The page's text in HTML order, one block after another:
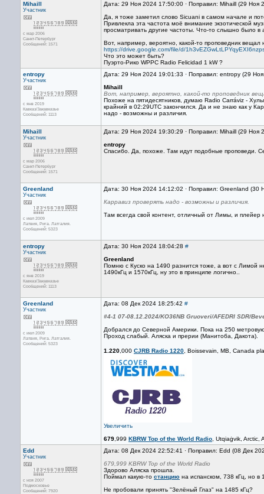
Mihaill
Участник
с мар 2006
Санкт-Петербург
Сообщений: 1571
Дата: 29 Ноя 2024 17:50:00 · Поправил: Mihaill (29 Ноя
Да, я тоже заметил слово Sicuani в самом начале и
Привлекла эта частота моë внимание экзотической
просматривать другие частоты. Что-то слышно было
Вот, например, вероятно, какой-то проповедник
https://drive.google.com/file/d/
Что это может быть?
Пуэрто-Рико WPPC Radio Felicidad 1 kW ?
entropy
Участник
с янв 2019
Кавказ/Закавказье
Сообщений: 1113
Дата: 29 Ноя 2024 19:01:33 · Поправил: entropy (29
Mihaill
Вот, например, вероятно, какой-то проповедник
Похоже на пятидесятников, думаю Radio Carráviz -
крайний в 02:29UTC закончился. Да и не знаю как у
надо - возможны и различия.
Mihaill
Участник
с мар 2006
Санкт-Петербург
Сообщений: 1571
Дата: 29 Ноя 2024 19:30:29 · Поправил: Mihaill (29 Ноя
entropy
Спасибо. Да, похоже. Там идут подобные проповеди.
Greenland
Участник
с июл 2009
Латвия, Рига. Латгалия.
Сообщений: 5323
Дата: 30 Ноя 2024 14:12:02 · Поправил: Greenland (30
Карравиз проверять надо - возможны и различия.
Там всегда свой контент, отличный от Лимы, и
entropy
Участник
с янв 2019
Кавказ/Закавказье
Сообщений: 1113
Дата: 30 Ноя 2024 18:04:28 #
Greenland
Помню с Куско на 1490 разнится тоже, а вот с Лимой
1490кГц и 1570кГц, ну это в принципе логично..
Greenland
Участник
с июл 2009
Латвия, Рига. Латгалия.
Сообщений: 5323
Дата: 08 Дек 2024 18:25:42 #
#4-1 07-08.12.2024/KO36NB Gruoveri/AFEDRI SDR/
Добрался до Северной Америки. Пока на 250
Проход слабый. Аляска и прерии (Манитоба, Дакота).
1.220,000 CJRB Radio 1220, Boissevain, MB, Canada
Увеличить
679 ,999 KBRW Top of the World Radio , Utqiaġvik,
Edd
Участник
с ноя 2007
Подмосковье
Сообщений: 7920
Дата: 08 Дек 2024 22:52:41 · Поправил: Edd (08 Дек
679,999 KBRW Top of the World Radio
Здорово Аляска прошла.
Поймал какую-то станцию на испанском, 738 кГц, но в
Не пробовали принять "Зелёный Глаз" на 1485 кГц?